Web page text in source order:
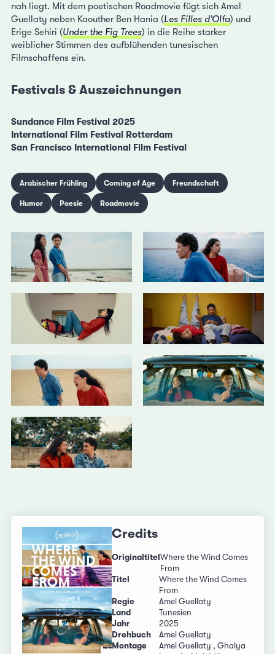
nah liegt. Mit dem poetischen Roadmovie fügt sich Amel
Guellaty neben Kaouther Ben Hania (Les Filles d’Olfa) und
Erige Sehiri (Under the Fig Trees) in die Reihe starker
weiblicher Stimmen des aufblühenden tunesischen
Filmschaffens ein.
Festivals & Auszeichnungen
Sundance Film Festival 2025
International Film Festival Rotterdam
San Francisco International Film Festival
Arabischer Frühling Coming of Age Freundschaft
Humor Poesie Roadmovie
Credits
OriginaltitelWhere the Wind Comes
From
Titel
Where the Wind Comes
From
Regie
Amel Guellaty
Land
Tunesien
Jahr
2025
Drehbuch
Amel Guellaty
Montage
Amel Guellaty , Ghalya